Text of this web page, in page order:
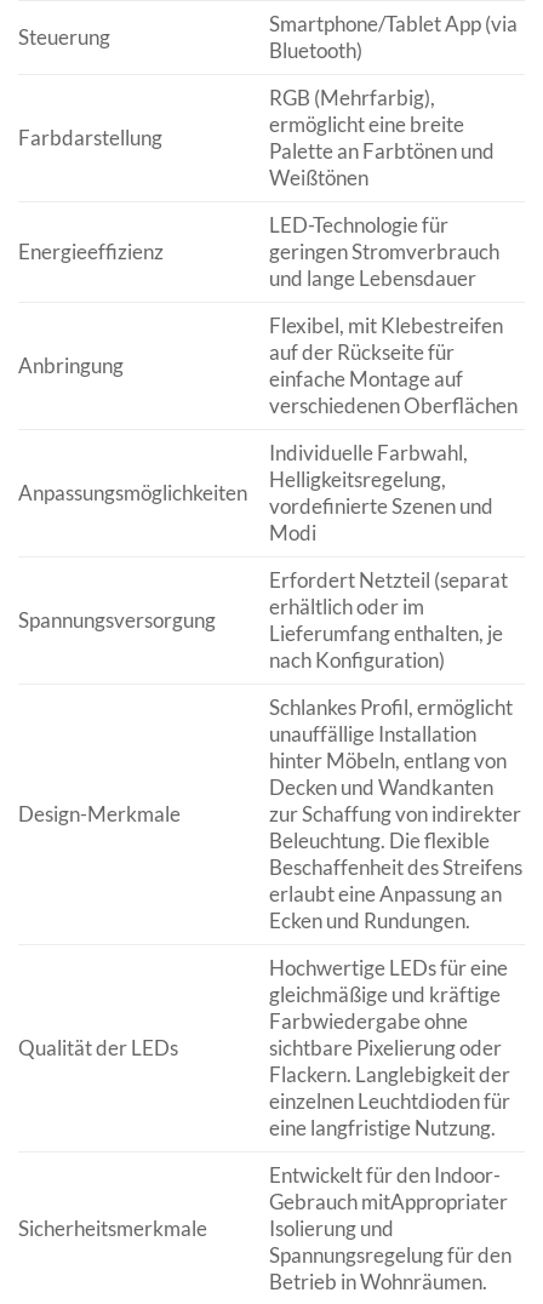
Steuerung
Smartphone/Tablet App (via
Bluetooth)
Farbdarstellung
RGB (Mehrfarbig),
ermöglicht eine breite
Palette an Farbtönen und
Weißtönen
Energieeffizienz
LED-Technologie für
geringen Stromverbrauch
und lange Lebensdauer
Anbringung
Flexibel, mit Klebestreifen
auf der Rückseite für
einfache Montage auf
verschiedenen Oberflächen
Anpassungsmöglichkeiten
Individuelle Farbwahl,
Helligkeitsregelung,
vordefinierte Szenen und
Modi
Spannungsversorgung
Erfordert Netzteil (separat
erhältlich oder im
Lieferumfang enthalten, je
nach Konfiguration)
Design-Merkmale
Schlankes Profil, ermöglicht
unauffällige Installation
hinter Möbeln, entlang von
Decken und Wandkanten
zur Schaffung von indirekter
Beleuchtung. Die flexible
Beschaffenheit des Streifens
erlaubt eine Anpassung an
Ecken und Rundungen.
Qualität der LEDs
Hochwertige LEDs für eine
gleichmäßige und kräftige
Farbwiedergabe ohne
sichtbare Pixelierung oder
Flackern. Langlebigkeit der
einzelnen Leuchtdioden für
eine langfristige Nutzung.
Sicherheitsmerkmale
Entwickelt für den Indoor-
Gebrauch mitAppropriater
Isolierung und
Spannungsregelung für den
Betrieb in Wohnräumen.